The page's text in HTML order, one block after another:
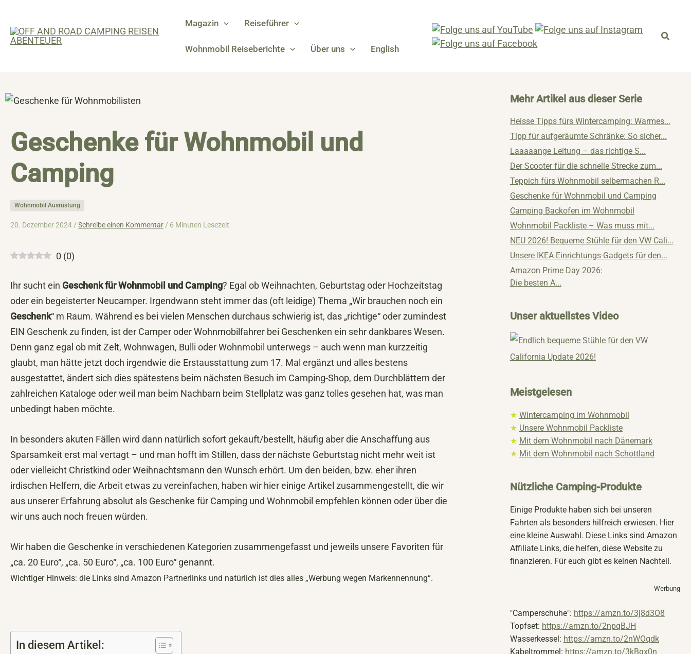
springen
Magazin Reiseführer
Wohnmobil Reiseberichte Über uns English
Geschenke für Wohnmobil und
Camping
Wohnmobil Ausrüstung
20. Dezember 2024 / Schreibe einen Kommentar/ 6 Minuten Lesezeit
0 (0)
Ihr sucht ein Geschenk für Wohnmobil und Camping? Egal ob Weihnachten, Geburtstag oder Hochzeitstag
oder ein begeisterter Neucamper. Irgendwann steht immer das (oft leidige) Thema „Wir brauchen noch ein
Geschenk“ m Raum. Während es bei vielen Menschen durchaus schwierig ist, das „richtige“ oder zumindest
EIN Geschenk zu finden, ist der Camper oder Wohnmobilfahrer bei Geschenken ein sehr dankbares Wesen.
Denn ganz egal ob mit Zelt, Wohnwagen, Bulli oder Wohnmobil unterwegs – auch wenn man kurzzeitig
glaubt, man hätte jetzt doch irgendwie die Erstausstattung zum 17. Mal ergänzt und alles bestens
ausgestattet, ändert sich dies spätestens beim nächsten Besuch im Camping-Shop, dem Durchblättern der
zahlreichen Kataloge oder weil man beim Nachbarn beim Stellplatz was ganz tolles gesehen hat, was man
unbedingt haben möchte.
In besonders akuten Fällen wird dann natürlich sofort gekauft/bestellt, häufig aber die Anschaffung aus
Sparsamkeit erst mal vertagt – und man hofft im Stillen, dass der nächste Geburtstag nicht mehr weit ist
oder vielleicht Christkind oder Weihnachtsmann den Wunsch erhört. Um den beiden, bzw. eher ihren
irdischen Helfern, die Arbeit etwas zu vereinfachen, haben wir hier einige Artikel zusammengestellt, die wir
aus unserer Erfahrung absolut als Geschenke für Camping und Wohnmobil empfehlen können oder über die
wir uns auch noch freuen würden.
Wir haben die Geschenke in verschiedenen Kategorien zusammengefasst und jeweils unsere Favoriten für
„ca. 20 Euro“, „ca. 50 Euro“, „ca. 100 Euro“ genannt.
Wichtiger Hinweis: die Links sind Amazon Partnerlinks und natürlich ist dies alles „Werbung wegen Markennennung“.
In diesem Artikel:
Mehr Artikel aus dieser Serie
Heisse Tipps fürs Wintercamping: Warmes...
Tipp für aufgeräumte Schränke: So sicher...
Laaaaange Leitung – das richtige S...
Der Scooter für die schnelle Strecke zum...
Teppich fürs Wohnmobil selbermachen R...
Geschenke für Wohnmobil und Camping
Camping Backofen im Wohnmobil
Wohnmobil Packliste – Was muss mit...
NEU 2026! Bequeme Stühle für den VW Cali...
Unsere IKEA Einrichtungs-Gadgets für den...
Amazon Prime Day 2026:
Die besten A...
Unser aktuellstes Video
Meistgelesen
★ Wintercamping im Wohnmobil
★ Unsere Wohnmobil Packliste
★ Mit dem Wohnmobil nach Dänemark
★ Mit dem Wohnmobil nach Schottland
Nützliche Camping-Produkte
Einige Produkte haben sich bei unseren
Fahrten als besonders hilfreich erwiesen. Hier
eine kleine Auswahl. Diese Links sind Amazon
Affiliate Links, die helfen, diese Website zu
finanzieren. Für euch gibt es keinen Nachteil.
Werbung
"Camperschuhe": https://amzn.to/3j8d3O8
Topfset: https://amzn.to/2npqBJH
Wasserkessel: https://amzn.to/2nWOqdk
Kabeltrommel: https://amzn.to/3kBgx0n